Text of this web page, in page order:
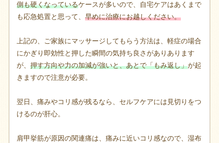
側も硬くなっているケースが多いので、自宅ケアはあくまで
も応急処置と思って、 早めに治療にお越しください。
上記の、ご家族にマッサージしてもらう方法は、軽症の場合
にかぎり即効性と押した瞬間の気持ち良さがありあります
が、 押す方向や力の加減が強いと、あとで「もみ返し」が起
きますので注意が必要。
翌日、痛みやコリ感が残るなら、セルフケアには見切りをつ
けるのが肝心。
肩甲挙筋が原因の関連痛は、痛みに近いコリ感なので、湿布